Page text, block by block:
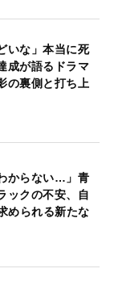
いな」本当に死
成が語るドラマ
の裏側と打ち上
からない…」青
ックの不安、自
められる新たな